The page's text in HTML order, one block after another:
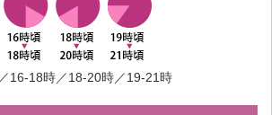
16-18時／18-20時／19-21時